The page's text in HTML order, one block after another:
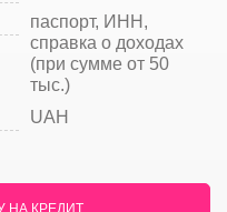
паспорт, ИНН,
справка о доходах
(при сумме от 50
тыс.)
UAH
НА КРЕДИТ